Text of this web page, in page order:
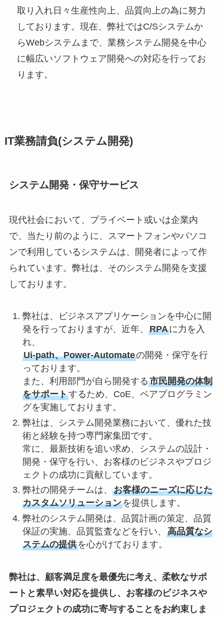
取り入れ日々生産性向上、品質向上の為に努力
しております。現在、弊社ではC/Sシステムか
らWebシステムまで、業務システム開発を中心
に幅広いソフトウェア開発への対応を行ってお
ります。
IT業務請負(システム開発)
システム開発・保守サービス
現代社会において、プライベート或いは企業内
で、当たり前のように、スマートフォンやパソコ
ンで利用しているシステムは、開発者によって作
られています。弊社は、そのシステム開発を支援
しております。
弊社は、ビジネスアプリケーションを中心に開
発を行っておりますが、近年、 RPAに力を入
れ、
Ui-path、Power-Automateの開発・保守を行
っております。
また、利用部門が自ら開発する市民開発の体制
をサポートするため、CoE、ペアプログラミン
グを実施しております。
弊社は、システム開発業務において、優れた技
術と経験を持つ専門家集団です。
常に、最新技術を追い求め、システムの設計・
開発・保守を行い、お客様のビジネスやプロジ
ェクトの成功に貢献しています。
弊社の開発チームは、 お客様のニーズに応じた
カスタムソリューションを提供します。
弊社のシステム開発は、品質計画の策定、品質
保証の実施、品質監査などを行い、 高品質なシ
ステムの提供を心がけております。
弊社は、顧客満足度を最優先に考え、柔軟なサポ
ートと素早い対応を提供し、お客様のビジネスや
プロジェクトの成功に寄与することをお約束しま